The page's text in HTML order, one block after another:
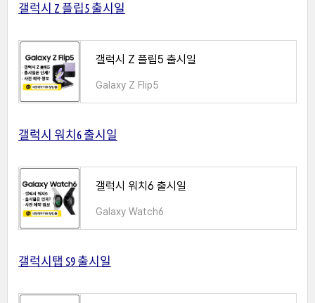
갤럭시 Z 플립5 출시일
갤럭시 Z 플립5 출시일
Galaxy Z Flip5
갤럭시 워치6 출시일
갤럭시 워치6 출시일
Galaxy Watch6
갤럭시탭 S9 출시일